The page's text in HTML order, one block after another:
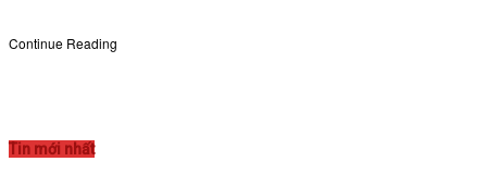
Continue Reading
Tin mới nhất